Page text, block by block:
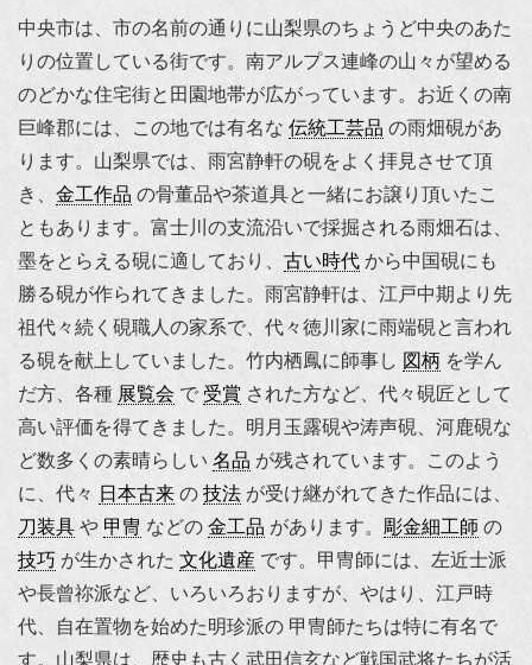
中央市は、市の名前の通りに山梨県のちょうど中央のあた
りの位置している街です。南アルプス連峰の山々が望める
のどかな住宅街と田園地帯が広がっています。お近くの南
巨峰郡には、この地では有名な 伝統工芸品 の雨畑硯があ
ります。山梨県では、雨宮静軒の硯をよく拝見させて頂
き、 金工作品 の骨董品や茶道具と一緒にお譲り頂いたこ
ともあります。富士川の支流沿いで採掘される雨畑石は、
墨をとらえる硯に適しており、 古い時代 から中国硯にも
勝る硯が作られてきました。雨宮静軒は、江戸中期より先
祖代々続く硯職人の家系で、代々徳川家に雨端硯と言われ
る硯を献上していました。 竹内栖鳳に師事し 図柄 を学ん
だ方、各種 展覧会 で 受賞 された方など、代々硯匠として
高い評価を得てきました。明月玉露硯や涛声硯、河鹿硯な
ど数多くの素晴らしい 名品 が残されています。このよう
に、代々 日本古来 の 技法 が受け継がれてきた作品には、
刀装具 や 甲冑 などの 金工品 があります。 彫金細工師 の
技巧 が生かされた 文化遺産 です。甲冑師には、 左近士派
や長曾祢派など、いろいろおりますが、やはり、江戸時
代、自在置物を始めた明珍派の 甲冑師たちは特に有名で
す。山梨県は、歴史も古く武田信玄など戦国武将たちが活